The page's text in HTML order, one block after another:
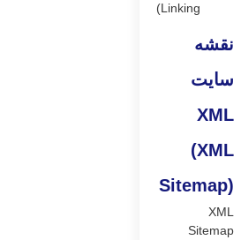
Linking)
نقشه
سایت
XML
(XML
Sitemap)
XML
Sitemap